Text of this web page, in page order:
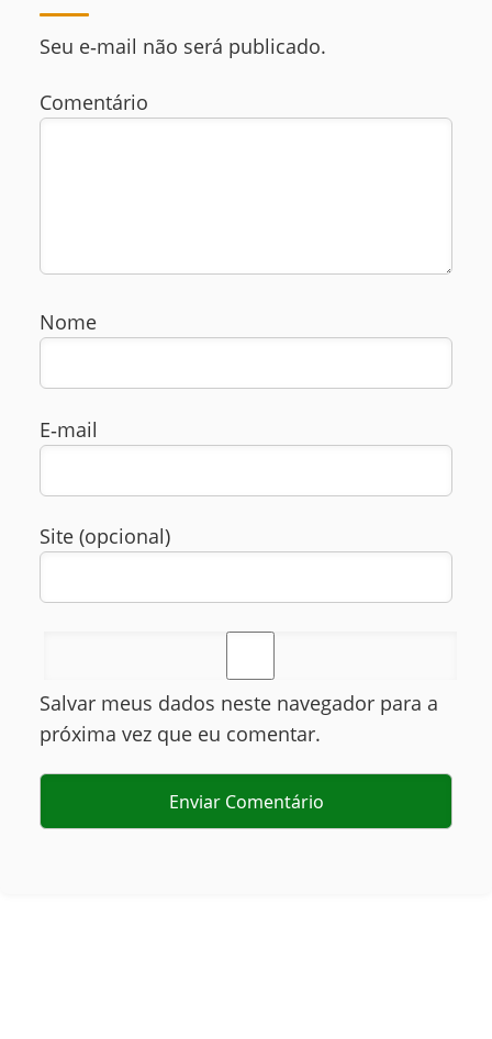
Seu e‑mail não será publicado.
Comentário
Nome
E‑mail
Site (opcional)
Salvar meus dados neste navegador para a
próxima vez que eu comentar.